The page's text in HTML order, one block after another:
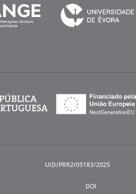
UID/PRR2/05183/2025
DOI